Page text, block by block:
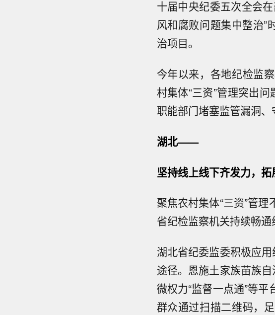
十届中央纪委五次全会
风和腐败问题集中整治”
治项目。
今年以来，各地纪检监
村集体“三资”管理突出
职能部门堵塞监管漏洞、
湖北——
坚持线上线下齐发力，
聚焦农村集体“三资”管
省纪检监察机关持续畅通
湖北省纪委监委积极应
途径。恩施土家族苗族
微权力“监督一点通”等
群众通过扫描二维码，